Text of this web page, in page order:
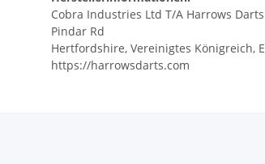
Cobra Industries Ltd T/A Harrows Darts
Pindar Rd
Hertfordshire, Vereinigtes Königreich,
https://harrowsdarts.com